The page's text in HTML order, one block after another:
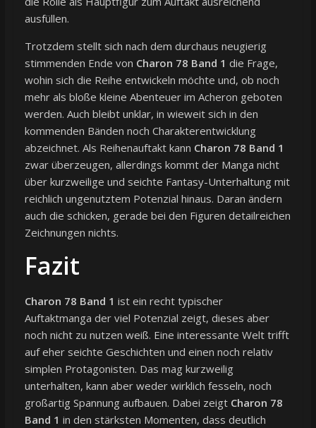
ausfüllen.
Trotzdem stellt sich nach dem durchaus neugierig
stimmenden Ende von Charon 78 Band 1 die Frage,
wohin sich die Reihe entwickeln möchte und, ob noch
mehr als bloße kleine Abenteuer im Acheron geboten
werden. Auch bleibt unklar, in wieweit sich in den
kommenden Bänden noch Charakterentwicklung
abzeichnet. Als Reihenauftakt kann Charon 78 Band 1
zwar überzeugen, allerdings kommt der Manga nicht
über kurzweilige und seichte Fantasy-Unterhaltung mit
reichlich ungenutztem Potenzial hinaus. Daran ändern
auch die schicken, gerade bei den Figuren detailreichen
Zeichnungen nichts.
Fazit
Charon 78 Band 1 ist ein recht typischer
Auftaktmanga der viel Potenzial zeigt, dieses aber
noch nicht zu nutzen weiß. Eine interessante Welt trifft
auf eher seichte Geschichten und einen noch relativ
simplen Protagonisten. Das mag kurzweilig
unterhalten, kann aber weder wirklich fesseln, noch
großartig Spannung aufbauen. Dabei zeigt Charon 78
Band 1 in den stärksten Momenten, dass deutlich